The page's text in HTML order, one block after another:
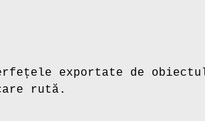
exportate de
rută.